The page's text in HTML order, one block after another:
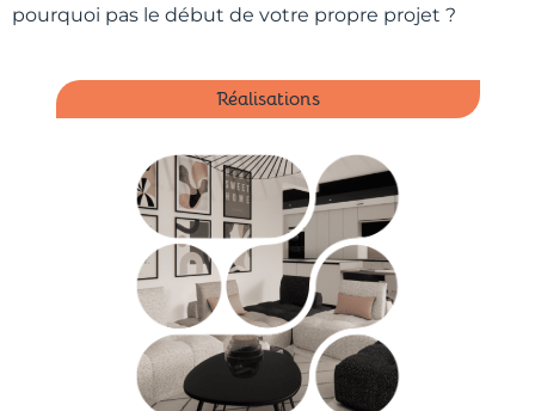
pourquoi pas le début de votre propre projet ?
Réalisations